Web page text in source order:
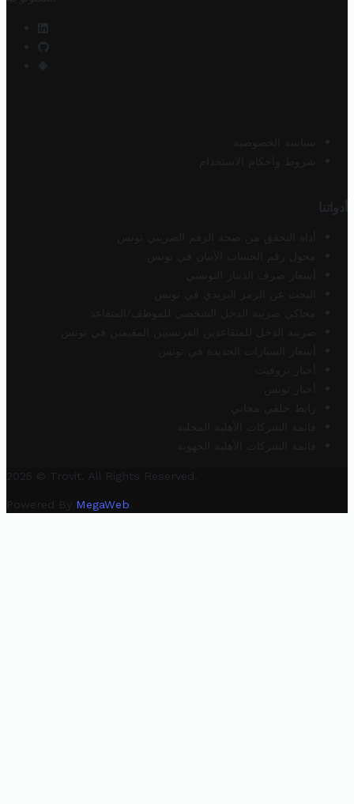
سياسة الخصوصية
شروط وأحكام الاستخدام
أدواتنا
أداة التحقق من صحة الرقم الضريبي تونس
محول رقم الحساب الآيبان في تونس
أسعار صرف الدينار التونسي
البحث عن الرمز البريدي في تونس
محاكي ضريبة الدخل الشخصي للموظف/المتقاعد
ضريبة الدخل للمتقاعدين الفرنسيين المقيمين في تونس
أسعار السيارات الجديدة في تونس
أخبار تروفيت
أخبار تونس
رابط خلفي مجاني
قائمة الشركات الأهلية المحلية
قائمة الشركات الأهلية الجهوية
2025 © Trovit. All Rights Reserved.
Powered By MegaWeb